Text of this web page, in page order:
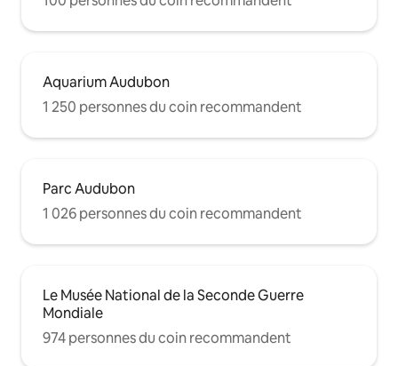
vous traitiez notre maison comme si
c'était la vôtre. Interdiction de fumer à
devez également prendre connaissance
des points suivants : Caution - en cas de
dommages matériels dans le logement,
vous pouvez avoir à payer jusqu'à 200 $.
Aquarium Audubon
1 250 personnes du coin recommandent
Parc Audubon
1 026 personnes du coin recommandent
Le Musée National de la Seconde Guerre
Mondiale
974 personnes du coin recommandent